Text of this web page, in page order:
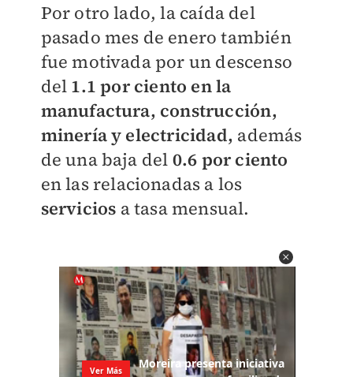
Por otro lado, la caída del
pasado mes de enero también
fue motivada por un descenso
del 1.1 por ciento en la
manufactura, construcción,
minería y electricidad, además
de una baja del 0.6 por ciento
en las relacionadas a los
servicios a tasa mensual.